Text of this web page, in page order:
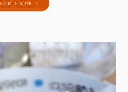
MORE »